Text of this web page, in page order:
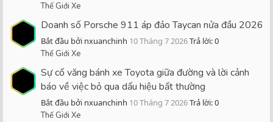
Thế Giới Xe
Doanh số Porsche 911 áp đảo Taycan nửa đầu 2026
Bắt đầu bởi nxuanchinh 10 Tháng 7 2026Trả lời: 0
Thế Giới Xe
Sự cố văng bánh xe Toyota giữa đường và lời cảnh
báo về việc bỏ qua dấu hiệu bất thường
Bắt đầu bởi nxuanchinh 10 Tháng 7 2026Trả lời: 0
Thế Giới Xe